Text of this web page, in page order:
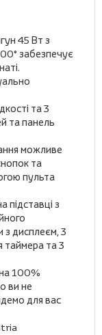
45 Вт з
забезпечує
та 3
та панель
можливе
та
пульта
з
з дисплеєм, 3
таймера та 3
100%
ви не
для вас